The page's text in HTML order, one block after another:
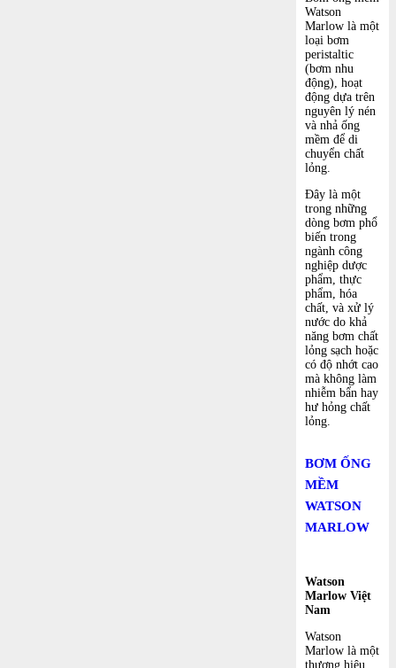
Watson
Marlow là một
loại bơm
peristaltic
(bơm nhu
động), hoạt
động dựa trên
nguyên lý nén
và nhả ống
mềm để di
chuyển chất
lỏng.
Đây là một
trong những
dòng bơm phổ
biến trong
ngành công
nghiệp dược
phẩm, thực
phẩm, hóa
chất, và xử lý
nước do khả
năng bơm chất
lỏng sạch hoặc
có độ nhớt cao
mà không làm
nhiễm bẩn hay
hư hỏng chất
lỏng.
BƠM ỐNG
MỀM
WATSON
MARLOW
Watson
Marlow Việt
Nam
Watson
Marlow là một
thương hiệu